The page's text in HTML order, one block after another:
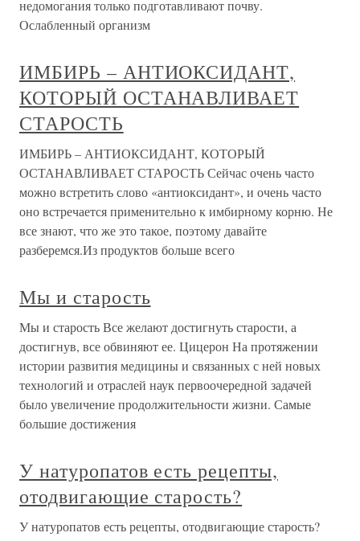
недомогания только подготавливают почву.
Ослабленный организм
ИМБИРЬ – АНТИОКСИДАНТ,
КОТОРЫЙ ОСТАНАВЛИВАЕТ
СТАРОСТЬ
ИМБИРЬ – АНТИОКСИДАНТ, КОТОРЫЙ
ОСТАНАВЛИВАЕТ СТАРОСТЬ Сейчас очень часто
можно встретить слово «антиоксидант», и очень часто
оно встречается применительно к имбирному корню. Не
все знают, что же это такое, поэтому давайте
разберемся.Из продуктов больше всего
Мы и старость
Мы и старость Все желают достигнуть старости, а
достигнув, все обвиняют ее. Цицерон На протяжении
истории развития медицины и связанных с ней новых
технологий и отраслей наук первоочередной задачей
было увеличение продолжительности жизни. Самые
большие достижения
У натуропатов есть рецепты,
отодвигающие старость?
У натуропатов есть рецепты, отодвигающие старость?